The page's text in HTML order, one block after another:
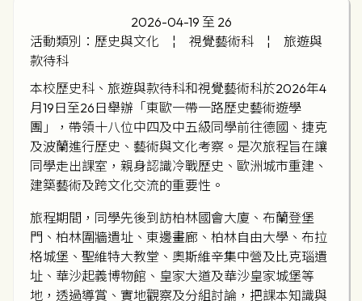
2026-04-19 至 26
活動類別：歷史與文化
¦ 視覺藝術科 ¦
旅遊與
款待科
本校歷史科、旅遊與款待科和視覺藝術科於2026年4
月19日至26日舉辦「東歐一帶一路歷史藝術遊學
團」，帶領十八位中四及中五級同學前往德國、捷克
及波蘭進行歷史、藝術與文化考察。是次旅程旨在讓
同學走出課室，親身認識冷戰歷史、歐洲城市重建、
建築藝術及跨文化交流的重要性。
旅程期間，同學先後到訪柏林國會大廈、布蘭登堡
門、柏林圍牆遺址、東邊畫廊、柏林自由大學、布拉
格城堡、聖維特大教堂、奧斯維辛集中營及比克瑙遺
址、華沙起義博物館、皇家大道及華沙皇家城堡等
地，透過導賞、實地觀察及分組討論，把課本知識與